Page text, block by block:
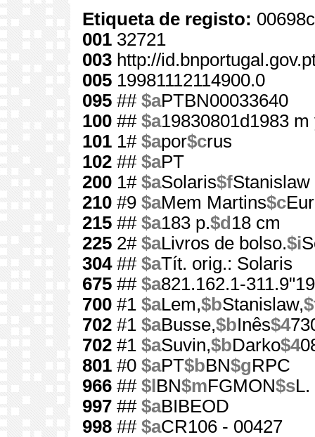
Etiqueta de registo:
001 32721
003 http://
005 19981112114900.0
095 ## $aPTBN00033640
100 ## $a19830801d1983
101 1# $apor$crus
102 ## $aPT
200 1# $aSolaris$fStanislaw
210 #9 $aMem Martins$c
215 ## $a183 p.$d 18 cm
225 2# $aLivros de bolso.$i
304## $aTít. orig.: Solaris
675 ## $a821.162.1-
700 #1 $aLem,$bStanislaw,
702 #1 $aBusse,$bInês$4
702 #1 $aSuvin,$bDarko$4
801 #0 $aPT$bBN$gRPC
966 ## $l BN$mFGMON$sL.
997 ## $aBIBEOD
998 ## $aCR106 - 00427